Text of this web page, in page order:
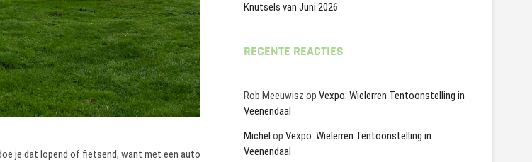
je dat lopend of fietsend, want met een auto
Knutsels van Juni 2026
RECENTE REACTIES
Rob Meeuwisz op Vexpo: Wielerren Tentoonstelling in
Veenendaal
Michel op Vexpo: Wielerren Tentoonstelling in
Veenendaal